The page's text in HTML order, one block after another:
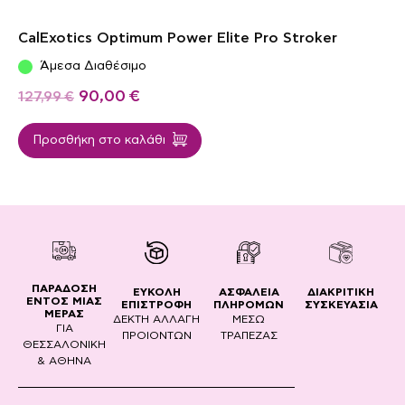
CalExotics Optimum Power Elite Pro Stroker
Άμεσα Διαθέσιμο
127,99€ 90,00 €
Προσθήκη στο καλάθι
ΠΑΡΑΔΟΣΗ
ΕΝΤΟΣ ΜΙΑΣ
ΜΕΡΑΣ
ΓΙΑ
ΘΕΣΣΑΛΟΝΙΚΗ
& ΑΘΗΝΑ
ΕΥΚΟΛΗ
ΕΠΙΣΤΡΟΦΗ
ΔΕΚΤΗ ΑΛΛΑΓΗ
ΠΡΟΙΟΝΤΩΝ
ΑΣΦΑΛΕΙΑ
ΠΛΗΡΟΜΩΝ
ΜΕΣΩ
ΤΡΑΠΕΖΑΣ
ΔΙΑΚΡΙΤΙΚΗ
ΣΥΣΚΕΥΑΣΙΑ